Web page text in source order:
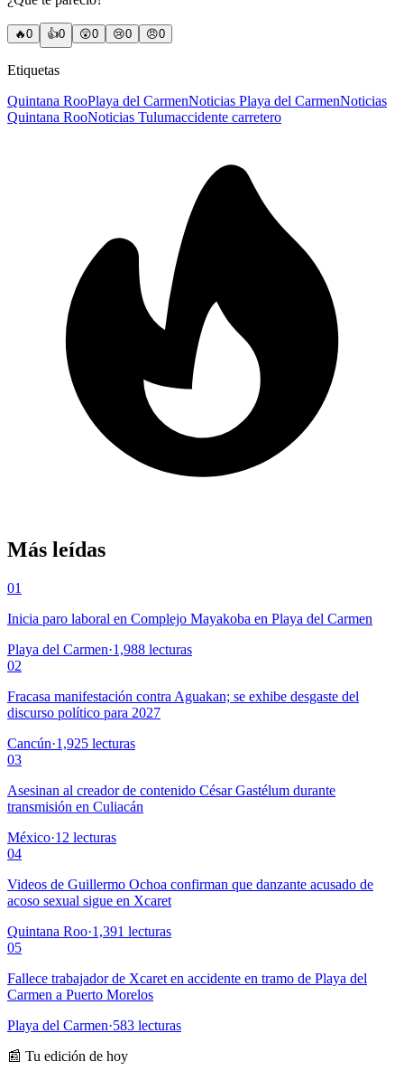
🔥0 👍0 😲0 😢0 😠0
Etiquetas
Quintana RooPlaya del CarmenNoticias Playa del CarmenNoticias
Quintana RooNoticias Tulumaccidente carretero
Más leídas
01
Inicia paro laboral en Complejo Mayakoba en Playa del Carmen
Playa del Carmen·1,988 lecturas
02
Fracasa manifestación contra Aguakan; se exhibe desgaste del
discurso político para 2027
Cancún·1,925 lecturas
03
Asesinan al creador de contenido César Gastélum durante
transmisión en Culiacán
México·12 lecturas
04
Videos de Guillermo Ochoa confirman que danzante acusado de
acoso sexual sigue en Xcaret
Quintana Roo·1,391 lecturas
05
Fallece trabajador de Xcaret en accidente en tramo de Playa del
Carmen a Puerto Morelos
Playa del Carmen·583 lecturas
📰 Tu edición de hoy